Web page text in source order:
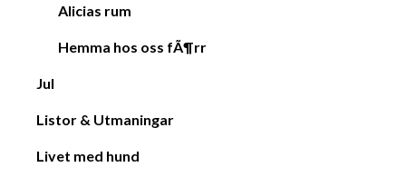
Alicias rum
Hemma hos oss fÃ¶rr
Jul
Listor & Utmaningar
Livet med hund